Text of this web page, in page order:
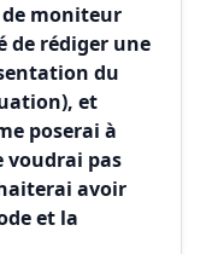
moniteur
de rédiger une
du
et
poserai à
voudrai pas
avoir
et la